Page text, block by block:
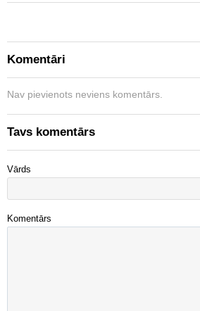
Komentāri
Nav pievienots neviens komentārs.
Tavs komentārs
Vārds
Komentārs